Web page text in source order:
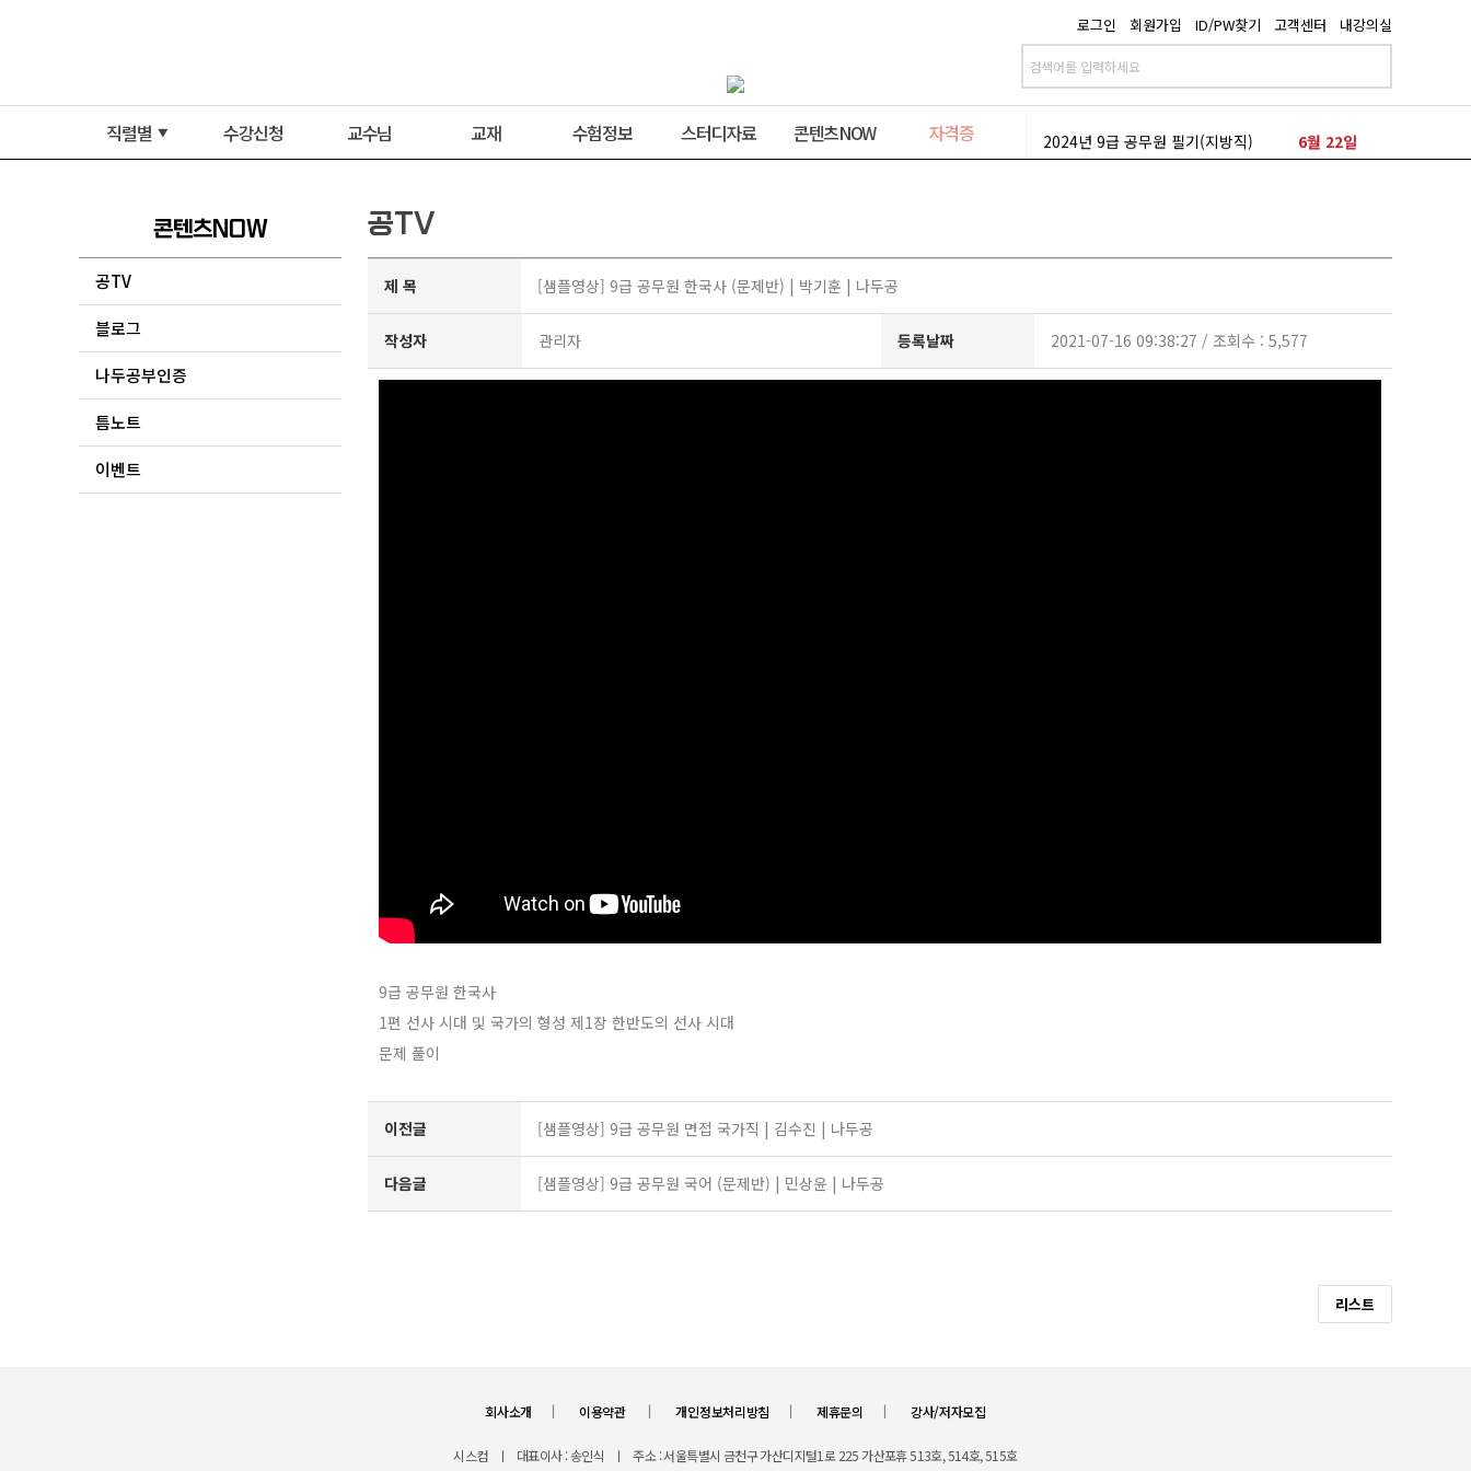
로그인 회원가입 ID/PW찾기 고객센터 내강의실
2024년 9급 공무원 필기(지방직)
2024년 9급 공무원 필기(국가직)
3월 23일
2024년 9급 공무원 필기(지방직)
6월 22일
2024년 9급 공무원 필기(국가직)
3월 23일
직렬별 ▼ 수강신청 교수님 교재 수험정보 스터디자료 콘텐츠NOW 자격증
콘텐츠NOW
공TV
블로그
나두공부인증
틈노트
이벤트
공TV
제 목 [샘플영상] 9급 공무원 한국사 (문제반) | 박기훈 | 나두공
작성자 관리자 등록날짜 2021-07-16 09:38:27 / 조회수 : 5,577
9급 공무원 한국사
1편 선사 시대 및 국가의 형성 제1장 한반도의 선사 시대
문제 풀이
이전글 [샘플영상] 9급 공무원 면접 국가직 | 김수진 | 나두공
다음글 [샘플영상] 9급 공무원 국어 (문제반) | 민상윤 | 나두공
리스트
회사소개 ㅣ 이용약관 ㅣ 개인정보처리방침 ㅣ 제휴문의 ㅣ 강사/저자모집
시스컴 ㅣ 대표이사 : 송인식 ㅣ
주소 : 서울특별시 금천구 가산디지털1로 225 가산포휴 513호, 514호, 515호